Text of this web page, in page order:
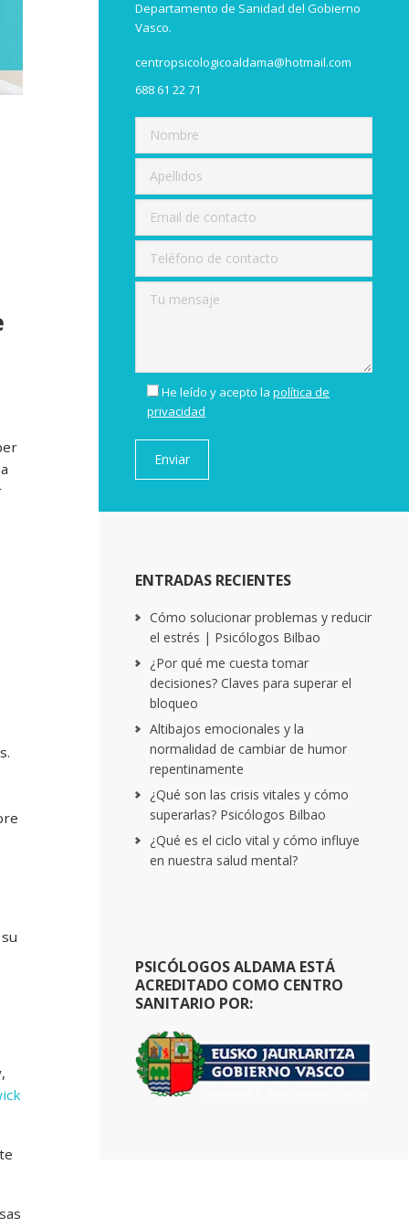
Departamento de Sanidad del Gobierno
Vasco.
centropsicologicoaldama@hotmail.com
688 61 22 71
He leído y acepto lapolítica de
privacidad
ENTRADAS RECIENTES
Cómo solucionar problemas y reducir
el estrés | Psicólogos Bilbao
¿Por qué me cuesta tomar
decisiones? Claves para superar el
bloqueo
Altibajos emocionales y la
normalidad de cambiar de humor
repentinamente
¿Qué son las crisis vitales y cómo
superarlas? Psicólogos Bilbao
¿Qué es el ciclo vital y cómo influye
en nuestra salud mental?
PSICÓLOGOS ALDAMA ESTÁ
ACREDITADO COMO CENTRO
SANITARIO POR: